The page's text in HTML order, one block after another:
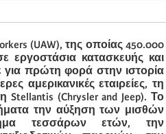
(UAW), της οποίας 450.000
εργοστάσια κατασκευής και
πρώτη φορά στην ιστορία
αμερικανικές εταιρείες, τη
Stellantis (Chrysler and Jeep). Το
την αύξηση των μισθών
τεσσάρων ετών, την